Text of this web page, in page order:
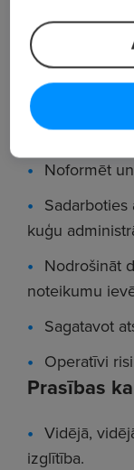
stāvokli.
Kontrolēt
(kuģi,
Nodrošināt
Noformēt
kuģu
Nodrošināt
noteikumu
Sagatavot
Operatīvi
Prasības
Vidējā,
izglītība.